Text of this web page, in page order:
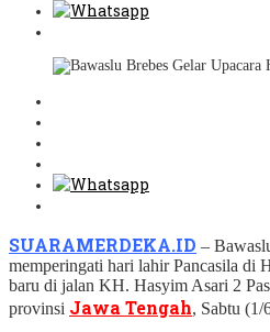
SUARAMERDEKA.ID –
memperingati hari lahir Pancasila di
baru di jalan KH. Hasyim Asari 2
provinsi Jawa Tengah, Sabtu (1/